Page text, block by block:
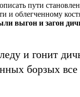
пути
облегченному
выгон и загон
и гонит
борзых